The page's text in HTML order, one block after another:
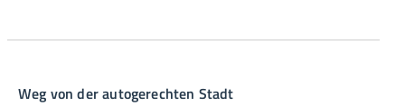
Weg von der autogerechten Stadt